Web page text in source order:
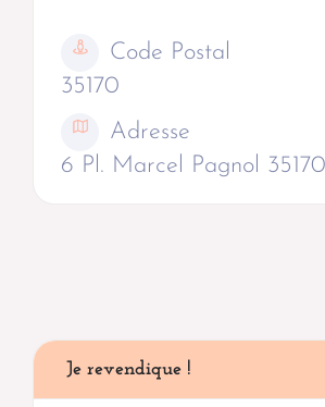
Code Postal
35170
Adresse
6 Pl. Marcel Pagnol
Je revendique !